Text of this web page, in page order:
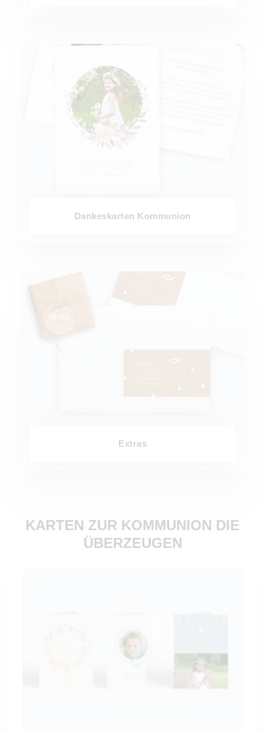
Dankeskarten Kommunion
Dankeskarten Kommunion
Extras
KARTEN ZUR KOMMUNION DIE
ÜBERZEUGEN